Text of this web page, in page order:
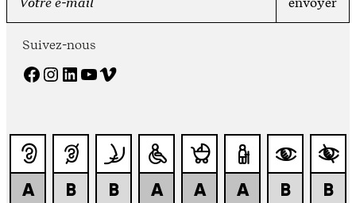
Suivez-nous
Facebook Instagram LinkedIn YouTube Vimeo